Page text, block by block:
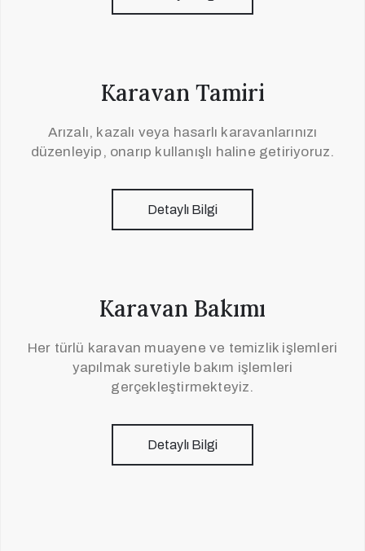
Karavan Tamiri
Arızalı, kazalı veya hasarlı karavanlarınızı
düzenleyip, onarıp kullanışlı haline getiriyoruz.
Detaylı Bilgi
Karavan Bakımı
Her türlü karavan muayene ve temizlik işlemleri
yapılmak suretiyle bakım işlemleri
gerçekleştirmekteyiz.
Detaylı Bilgi